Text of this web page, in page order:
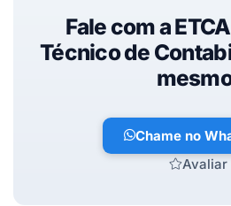
Fale com a
Técnico de
Chame no
Avaliar